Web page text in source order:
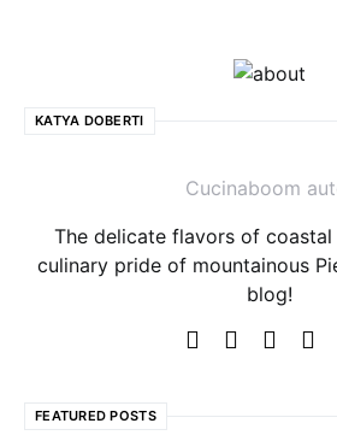
KATYA DOBERTI
Cucinaboom
The delicate flavors of
culinary pride of mountainous
blog!
FEATURED POSTS